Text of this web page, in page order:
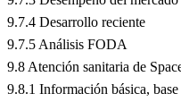
9.7.4 Desarrollo reciente
9.7.5 Análisis FODA
9.8 Atención sanitaria de
9.8.1 Información básica,